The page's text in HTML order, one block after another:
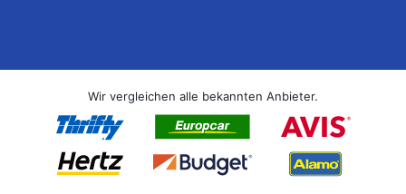
Wir vergleichen alle bekannten Anbieter.